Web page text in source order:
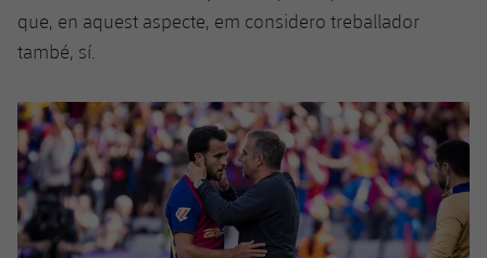
que, en aquest aspecte, em considero treballador
també, sí.